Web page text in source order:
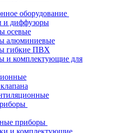
оборудование
и диффузоры
осевые
алюминиевые
гибкие ПВХ
и комплектующие для
приборы
и комплектующие